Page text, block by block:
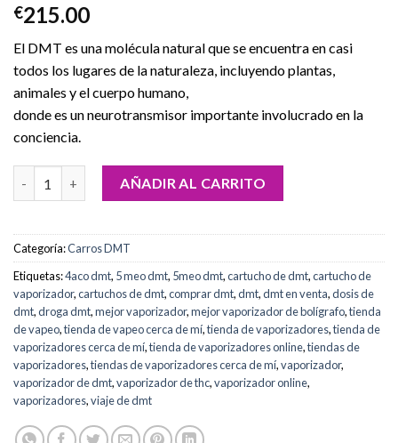
€215.00
El DMT es una molécula natural que se encuentra en casi
todos los lugares de la naturaleza, incluyendo plantas,
animales y el cuerpo humano,
donde es un neurotransmisor importante involucrado en la
conciencia.
Comprar Integral Alchemist – Acacia – Cartucho para
AÑADIR AL CARRITO
Categoría:Carros DMT
Etiquetas:4aco dmt, 5 meo dmt, 5meo dmt,cartucho de dmt,cartucho de
vaporizador,cartuchos de dmt,comprar dmt,dmt,dmt en venta,dosis de
dmt,droga dmt,mejor vaporizador,mejor vaporizador de bolígrafo,tienda
de vapeo,tienda de vapeo cerca de mí,tienda de vaporizadores,tienda de
vaporizadores cerca de mí,tienda de vaporizadores online,tiendas de
vaporizadores,tiendas de vaporizadores cerca de mí,vaporizador,
vaporizador de dmt,vaporizador de thc,vaporizador online,
vaporizadores,viaje de dmt